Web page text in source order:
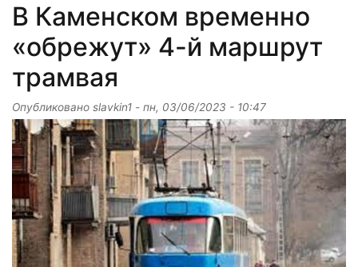
В Каменском временно
«обрежут» 4-й маршрут
трамвая
Опубликовано slavkin1 - пн, 03/06/2023 - 10:47